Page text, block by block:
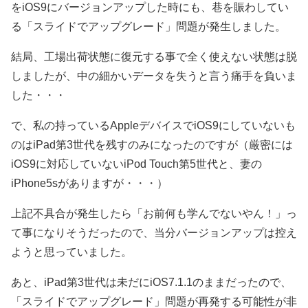
をiOS9にバージョンアップした時にも、巷を賑わしてい
る「スライドでアップグレード」問題が発生しました。
結局、工場出荷状態に復元する事で全く使えない状態は脱
しましたが、中の細かいデータを失うと言う痛手を負いま
した・・・
で、私の持っているAppleデバイスでiOS9にしていないも
のはiPad第3世代を残すのみになったのですが（厳密には
iOS9に対応していないiPod Touch第5世代と、妻の
iPhone5sがありますが・・・）
上記不具合が発生したら「お前何も学んでないやん！」っ
て事になりそうだったので、当分バージョンアップは控え
ようと思っていました。
あと、iPad第3世代は未だにiOS7.1.1のままだったので、
「スライドでアップグレード」問題が再発する可能性が非